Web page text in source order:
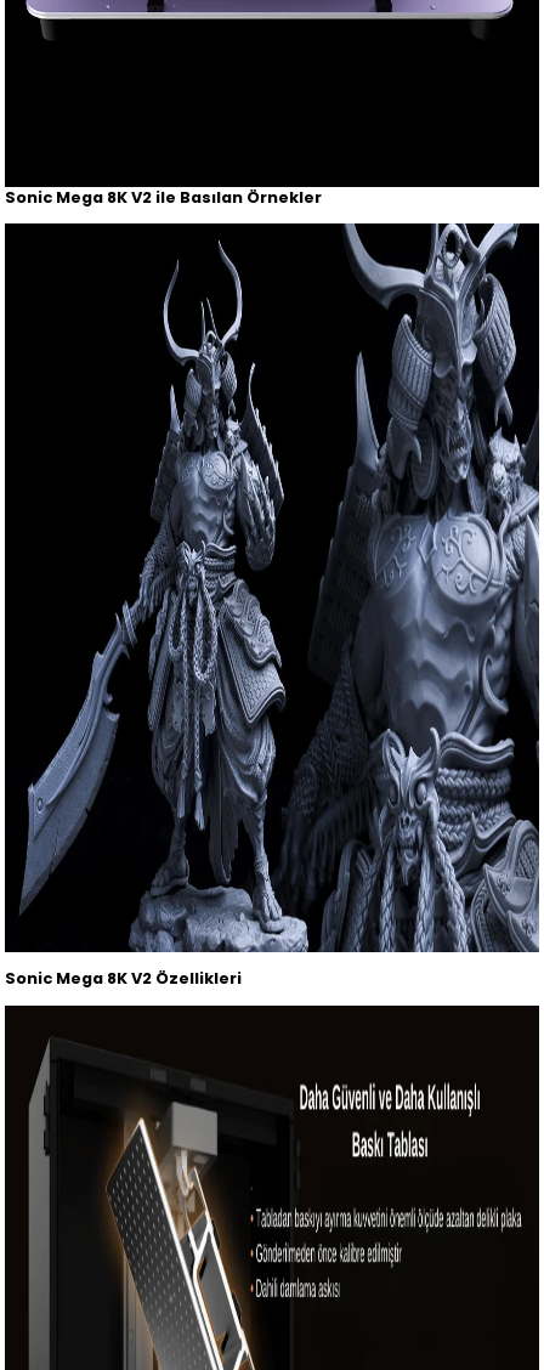
Sonic Mega 8K V2 ile Basılan Örnekler
Sonic Mega 8K V2 Özellikleri